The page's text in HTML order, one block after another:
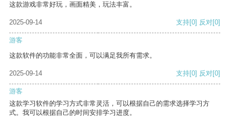
这款游戏非常好玩，画面精美，玩法丰富。
2025-09-14 支持[0] 反对[0]
游客
这款软件的功能非常全面，可以满足我所有需求。
2025-09-14 支持[0] 反对[0]
游客
这款学习软件的学习方式非常灵活，可以根据自己的需求选择学习方
式。我可以根据自己的时间安排学习进度。